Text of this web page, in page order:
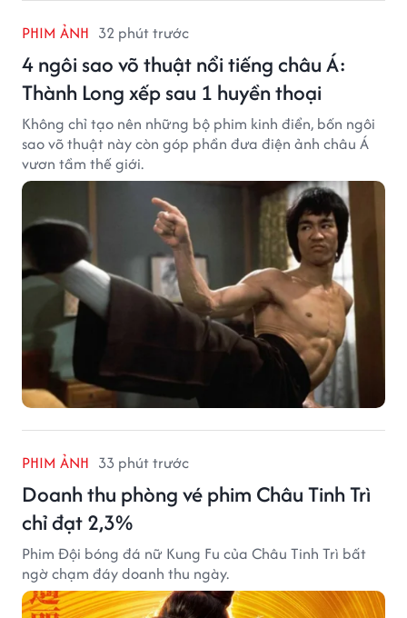
PHIM ẢNH 32 phút trước
4 ngôi sao võ thuật nổi tiếng châu Á:
Thành Long xếp sau 1 huyền thoại
Không chỉ tạo nên những bộ phim kinh điển, bốn ngôi
sao võ thuật này còn góp phần đưa điện ảnh châu Á
vươn tầm thế giới.
PHIM ẢNH 33 phút trước
Doanh thu phòng vé phim Châu Tinh Trì
chỉ đạt 2,3%
Phim Đội bóng đá nữ Kung Fu của Châu Tinh Trì bất
ngờ chạm đáy doanh thu ngày.